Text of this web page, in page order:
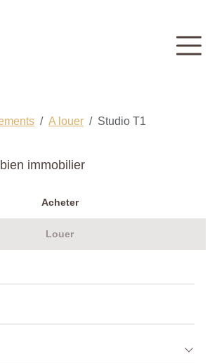
A louer Studio T1
immobilier
Acheter
Louer